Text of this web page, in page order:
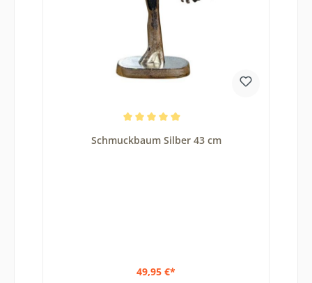
Schmuckbaum Silber 43 cm
49,95 €*